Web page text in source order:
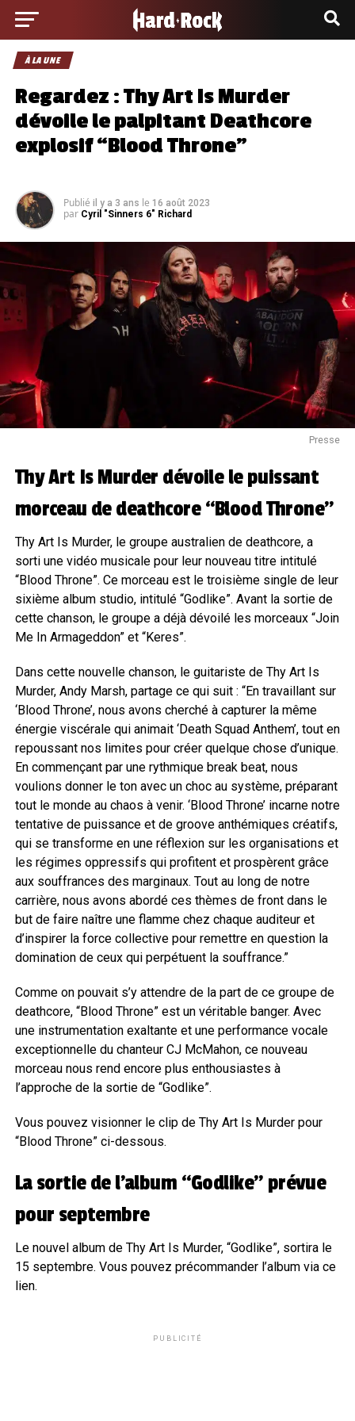
À LA UNE
Regardez : Thy Art Is Murder
dévoile le palpitant Deathcore
explosif “Blood Throne”
Publié il y a 3 ans le 16 août 2023
par Cyril "Sinners 6" Richard
Presse
Thy Art Is Murder dévoile le puissant
morceau de deathcore “Blood Throne”
Thy Art Is Murder, le groupe australien de deathcore, a
sorti une vidéo musicale pour leur nouveau titre intitulé
“Blood Throne”. Ce morceau est le troisième single de leur
sixième album studio, intitulé “Godlike”. Avant la sortie de
cette chanson, le groupe a déjà dévoilé les morceaux “Join
Me In Armageddon” et “Keres”.
Dans cette nouvelle chanson, le guitariste de Thy Art Is
Murder, Andy Marsh, partage ce qui suit : “En travaillant sur
‘Blood Throne’, nous avons cherché à capturer la même
énergie viscérale qui animait ‘Death Squad Anthem’, tout en
repoussant nos limites pour créer quelque chose d’unique.
En commençant par une rythmique break beat, nous
voulions donner le ton avec un choc au système, préparant
tout le monde au chaos à venir. ‘Blood Throne’ incarne notre
tentative de puissance et de groove anthémiques créatifs,
qui se transforme en une réflexion sur les organisations et
les régimes oppressifs qui profitent et prospèrent grâce
aux souffrances des marginaux. Tout au long de notre
carrière, nous avons abordé ces thèmes de front dans le
but de faire naître une flamme chez chaque auditeur et
d’inspirer la force collective pour remettre en question la
domination de ceux qui perpétuent la souffrance.”
Comme on pouvait s’y attendre de la part de ce groupe de
deathcore, “Blood Throne” est un véritable banger. Avec
une instrumentation exaltante et une performance vocale
exceptionnelle du chanteur CJ McMahon, ce nouveau
morceau nous rend encore plus enthousiastes à
l’approche de la sortie de “Godlike”.
Vous pouvez visionner le clip de Thy Art Is Murder pour
“Blood Throne” ci-dessous.
La sortie de l’album “Godlike” prévue
pour septembre
Le nouvel album de Thy Art Is Murder, “Godlike”, sortira le
15 septembre. Vous pouvez précommander l’album via ce
lien.
PUBLICITÉ